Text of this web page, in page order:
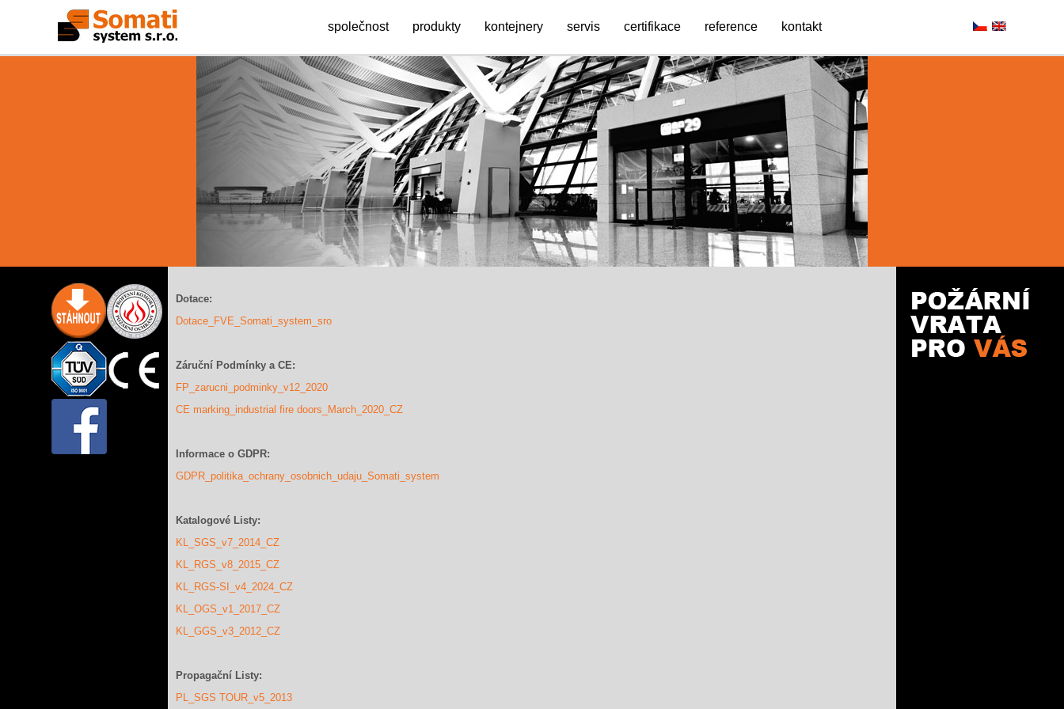
společnost produkty kontejnery servis certifikace reference kontakt
Dotace:
Dotace_FVE_Somati_system_sro
Záruční Podmínky a CE:
FP_zarucni_podminky_v12_2020
CE marking_industrial fire doors_March_2020_CZ
Informace o GDPR:
GDPR_politika_ochrany_osobnich_udaju_Somati_system
Katalogové Listy:
KL_SGS_v7_2014_CZ
KL_RGS_v8_2015_CZ
KL_RGS-SI_v4_2024_CZ
KL_OGS_v1_2017_CZ
KL_GGS_v3_2012_CZ
Propagační Listy:
PL_SGS TOUR_v5_2013